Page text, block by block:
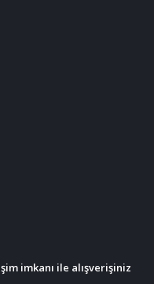
imkanı ile alışverişiniz